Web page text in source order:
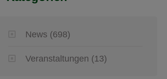
News (698)
Veranstaltungen (13)